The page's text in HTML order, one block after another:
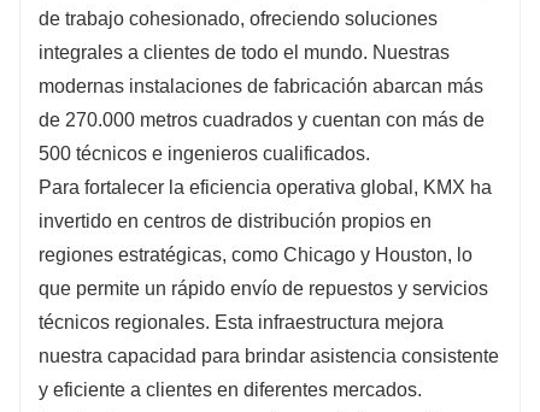
de trabajo cohesionado, ofreciendo soluciones
integrales a clientes de todo el mundo. Nuestras
modernas instalaciones de fabricación abarcan más
de 270.000 metros cuadrados y cuentan con más de
500 técnicos e ingenieros cualificados.
Para fortalecer la eficiencia operativa global, KMX ha
invertido en centros de distribución propios en
regiones estratégicas, como Chicago y Houston, lo
que permite un rápido envío de repuestos y servicios
técnicos regionales. Esta infraestructura mejora
nuestra capacidad para brindar asistencia consistente
y eficiente a clientes en diferentes mercados.